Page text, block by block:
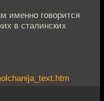
именно говорится
в сталинских